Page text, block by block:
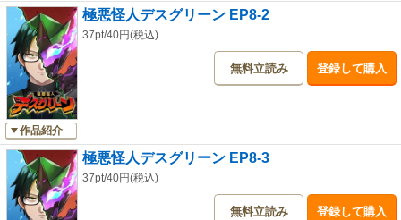
作品紹介
極悪怪人デスグリーン EP8-2
37pt/40円(税込)
無料立読み 登録して購入
極悪怪人デスグリーン EP8-3
37pt/40円(税込)
無料立読み 登録して購入